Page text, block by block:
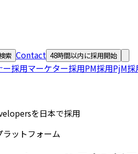
索 Contact 48時間以内に採用開始
ー採用マーケター採用PM採用PjM採
を日本で採用
ットフォーム